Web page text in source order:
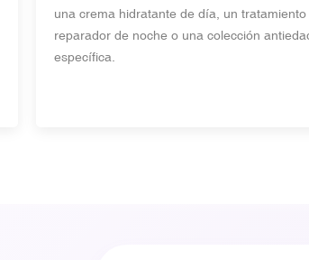
una crema hidratante de día, un tratamiento
reparador de noche o una colección
específica.